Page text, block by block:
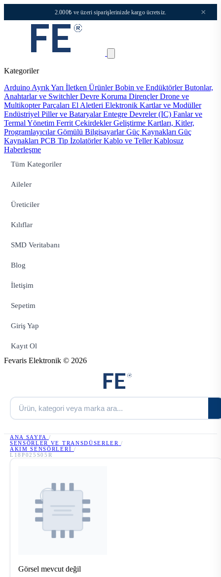
2.000₺ ve üzeri siparişlerinizde kargo ücretsiz. ×
Kategoriler
Arduino Ayrık Yarı İletken ÜrünlerBobin ve EndüktörlerButonlar,
Anahtarlar ve SwitchlerDevre Koruma DirençlerDrone ve
Multikopter Parçaları El Aletleri Elektronik Kartlar ve Modüller
Endüstriyel Piller ve BataryalarEntegre Devreler (IC) Fanlar ve
Termal Yönetim Ferrit ÇekirdeklerGeliştirme Kartları, Kitler,
ProgramlayıcılarGömülü BilgisayarlarGüç Kaynakları Güç
Kaynakları PCB Tip İzolatörlerKablo ve TellerKablosuz
Haberleşme
Tüm Kategoriler
Aileler
Üreticiler
Kılıflar
SMD Veritabanı
Blog
İletişim
Sepetim
Giriş Yap
Kayıt Ol
Fevaris Elektronik © 2026
ANA SAYFA /
SENSÖRLER VE TRANSDÜSERLER
/
AKIM SENSÖRLERI /
L18P025S05R
Görsel mevcut değil